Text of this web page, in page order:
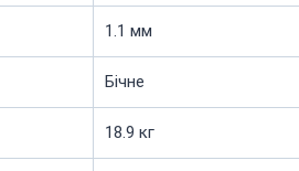
1.1 мм
Бічне
18.9 кг